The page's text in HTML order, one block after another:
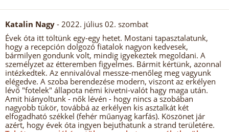
Katalin Nagy - 2022. július 02. szombat
Évek óta itt töltünk egy-egy hetet. Mostani tapasztalatunk,
hogy a recepción dolgozó fiatalok nagyon kedvesek,
bármilyen gondunk volt, mindig igyekeztek megoldani. A
személyzet az étteremben figyelmes. Bármit kértünk, azonnal
intézkedtek. Az ennivalóval messze-menőleg meg vagyunk
elégedve. A szoba berendezése modern, viszont az erkélyen
lévő "fotelek" állapota némi kivetni-valót hagy maga után.
Amit hiányoltunk - nők lévén - hogy nincs a szobában
nagyobb tükör, továbbá az erkélyen kis asztalkát két
elfogadható székkel (fehér műanyag karfás). Köszönet jár
azért, hogy évek óta ingyen bejuthatunk a strand területére.